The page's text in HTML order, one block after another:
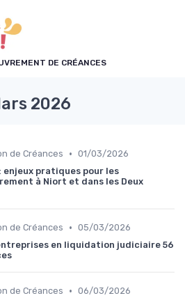
DE CRÉANCES
2026
de Créances • 01/03/2026
pratiques pour les
à Niort et dans les Deux
de Créances • 05/03/2026
en liquidation judiciaire 56
de Créances • 06/03/2026